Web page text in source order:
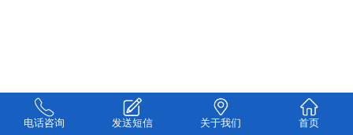
电话咨询 发送短信 关于我们 首页